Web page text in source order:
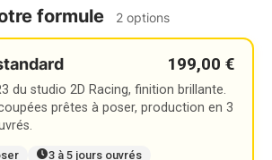
formule 2 options
199,00 €
du studio 2D Racing, finition brillante.
prêtes à poser, production en 3
3 à 5 jours ouvrés